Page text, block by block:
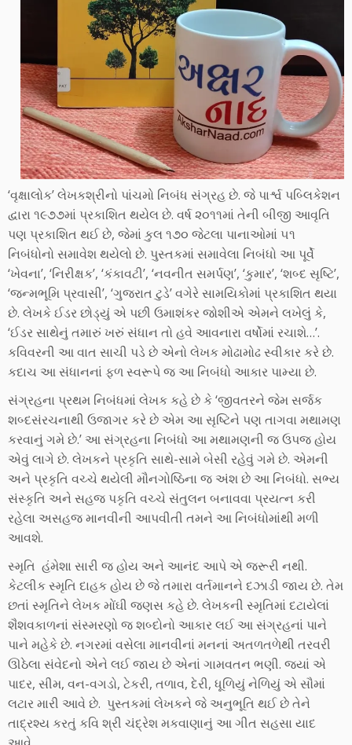
‘વૃક્ષાલોક’ લેખકશ્રીનો પાંચમો નિબંધ સંગ્રહ છે. જે પાર્શ્વ પબ્લિકેશન
દ્વારા ૧૯૭૭માં પ્રકાશિત થયેલ છે. વર્ષ ૨૦૧૧માં તેની બીજી આવૃતિ
પણ પ્રકાશિત થઈ છે, જેમાં કુલ ૧૭૦ જેટલા પાનાઓમાં ૫૧
નિબંધોનો સમાવેશ થયેલો છે. પુસ્તકમાં સમાવેલા નિબંધો આ પૂર્વે
‘ખેવના’, ‘નિરીક્ષક’, ‘કંકાવટી’, ‘નવનીત સમર્પણ’, ‘કુમાર’, ‘શબ્દ સૃષ્ટિ’,
‘જન્મભૂમિ પ્રવાસી’, ‘ગુજરાત ટુડે’ વગેરે સામયિકોમાં પ્રકાશિત થયા
છે. લેખકે ઈડર છોડ્યું એ પછી ઉમાશંકર જોશીએ એમને લખેલું કે,
‘ઈડર સાથેનું તમારું ખરું સંધાન તો હવે આવનારા વર્ષોમાં રચાશે…’.
કવિવરની આ વાત સાચી પડે છે એનો લેખક મોઢામોઢ સ્વીકાર કરે છે.
કદાચ આ સંધાનનાં ફળ સ્વરૂપે જ આ નિબંધો આકાર પામ્યા છે.
સંગ્રહના પ્રથમ નિબંધમાં લેખક કહે છે કે ‘જીવતરને જેમ સર્જક
શબ્દસંરચનાથી ઉજાગર કરે છે એમ આ સૃષ્ટિને પણ તાગવા મથામણ
કરવાનું ગમે છે.’ આ સંગ્રહના નિબંધો આ મથામણની જ ઉપજ હોય
એવું લાગે છે. લેખકને પ્રકૃતિ સાથે-સામે બેસી રહેવું ગમે છે. એમની
અને પ્રકૃતિ વચ્ચે થયેલી મૌનગોષ્ઠિના જ અંશ છે આ નિબંધો. સભ્ય
સંસ્કૃતિ અને સહજ પકૃતિ વચ્ચે સંતુલન બનાવવા પ્રયત્ન કરી
રહેલા અસહજ માનવીની આપવીતી તમને આ નિબંધોમાંથી મળી
આવશે.
સ્મૃતિ હંમેશા સારી જ હોય અને આનંદ આપે એ જરૂરી નથી.
કેટલીક સ્મૃતિ દાહક હોય છે જે તમારા વર્તમાનને દઝાડી જાય છે. તેમ
છતાં સ્મૃતિને લેખક મોંઘી જણસ કહે છે. લેખકની સ્મૃતિમાં દટાયેલાં
શૈશવકાળનાં સંસ્મરણો જ શબ્દોનો આકાર લઈ આ સંગ્રહનાં પાને
પાને મહેકે છે. નગરમાં વસેલા માનવીનાં મનનાં અતળતળેથી તરવરી
ઊઠેલા સંવેદનો એને લઈ જાય છે એનાં ગામવતન ભણી. જ્યાં એ
પાદર, સીમ, વન-વગડો, ટેકરી, તળાવ, દેરી, ધૂળિયું નેળિયું એ સૌમાં
લટાર મારી આવે છે. પુસ્તકમાં લેખકને જે અનુભૂતિ થઈ છે તેને
તાદ્રશ્ય કરતું કવિ શ્રી ચંદ્રેશ મકવાણાનું આ ગીત સહસા યાદ